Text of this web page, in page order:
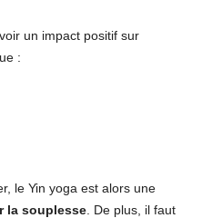
un impact positif sur
:
le Yin yoga est alors une
la souplesse . De plus, il faut